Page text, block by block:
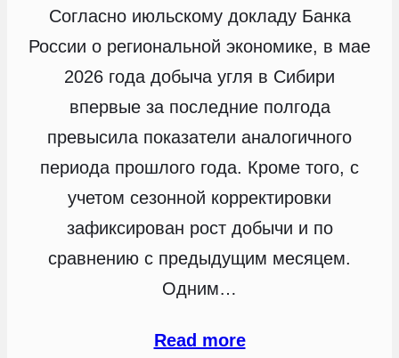
Согласно июльскому докладу Банка
России о региональной экономике, в мае
2026 года добыча угля в Сибири
впервые за последние полгода
превысила показатели аналогичного
периода прошлого года. Кроме того, с
учетом сезонной корректировки
зафиксирован рост добычи и по
сравнению с предыдущим месяцем.
Одним…
Read more